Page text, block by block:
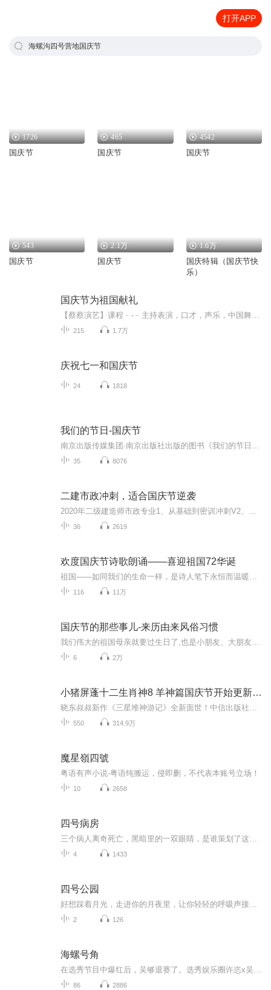
打开APP
海螺沟四号营地国庆节
1726
国庆节
465
国庆节
4542
国庆节
543
国庆节
2.1万
国庆节
1.6万
国庆特辑（国庆节快
乐）
国庆节为祖国献礼
215 1.7万
庆祝七一和国庆节
24 1818
我们的节日-国庆节
35 8076
二建市政冲刺，适合国庆节逆袭
36 2619
欢度国庆节诗歌朗诵——喜迎祖国72华诞
116 11万
国庆节的那些事儿-来历由来风俗习惯
6 2万
小猪屏蓬十二生肖神8 羊神篇国庆节开始更新啦！
550 314.9万
魔星嶺四號
粤语有声小说-粤语纯搬运，侵即删，不代表本账号立场！
10 2658
四号病房
4 1433
四号公园
2 126
海螺号角
86 2886